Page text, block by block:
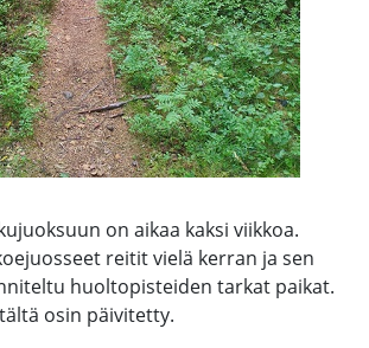
on aikaa kaksi viikkoa.
reitit vielä kerran ja sen
huoltopisteiden tarkat paikat.
osin päivitetty.